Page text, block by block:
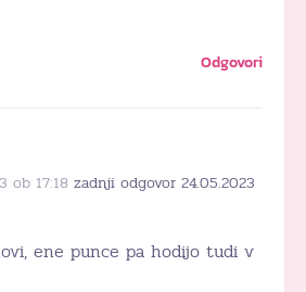
Odgovori
ob 17:18 zadnji odgovor 24.05.2023
ene punce pa hodijo tudi v